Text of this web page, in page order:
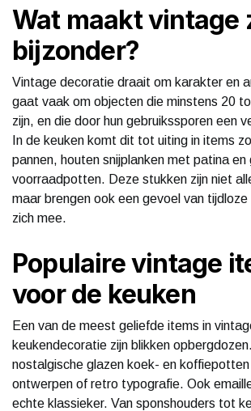
Wat maakt vintage
bijzonder?
Vintage decoratie draait om karakter en
gaat vaak om objecten die minstens 20
zijn, en die door hun gebruikssporen een
In de keuken komt dit tot uiting in items
pannen, houten snijplanken met patina en
voorraadpotten. Deze stukken zijn niet
maar brengen ook een gevoel van
zich mee.
Populaire vintage
voor de keuken
Een van de meest geliefde items in
keukendecoratie zijn blikken
nostalgische glazen koek- en
ontwerpen of retro typografie. Ook
echte klassieker. Van sponshouders tot